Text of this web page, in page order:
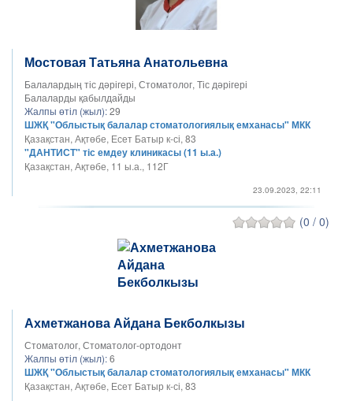
Мостовая Татьяна Анатольевна
Балалардың тіс дәрігері, Стоматолог, Тіс дәрігері
Балаларды қабылдайды
Жалпы өтіл (жыл):29
ШЖҚ "Облыстық балалар стоматологиялық емханасы" МКК
Қазақстан, Ақтөбе, Есет Батыр к-сі, 83
"ДАНТИСТ" тіс емдеу клиникасы (11 ы.а.)
Қазақстан, Ақтөбе, 11 ы.а., 112Г
23.09.2023, 22:11
(0 / 0)
Ахметжанова Айдана Бекболкызы
Стоматолог, Стоматолог-ортодонт
Жалпы өтіл (жыл):6
ШЖҚ "Облыстық балалар стоматологиялық емханасы" МКК
Қазақстан, Ақтөбе, Есет Батыр к-сі, 83